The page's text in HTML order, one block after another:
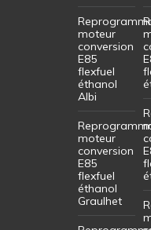
moteur
conversion
E85
flexfuel
éthanol
Albi
moteur
conversion
E85
flexfuel
éthanol
Graulhet